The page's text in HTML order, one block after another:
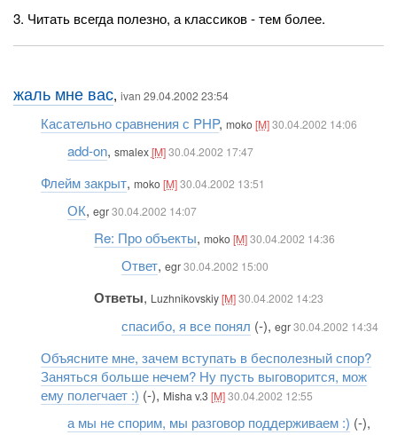
3. Читать всегда полезно, а классиков - тем более.
жаль мне вас,ivan 29.04.2002 23:54
Касательно сравнения с PHP, moko[M] 30.04.2002 14:06
add-on, smalex[M]30.04.2002 17:47
Флейм закрыт, moko[M] 30.04.2002 13:51
ОК, egr30.04.2002 14:07
Re: Про объекты,moko[M]30.04.2002 14:36
Ответ, egr30.04.2002 15:00
Ответы, Luzhnikovskiy[M]30.04.2002 14:23
спасибо, я все понял (-), egr30.04.2002 14:34
Объясните мне, зачем вступать в бесполезный спор?
Заняться больше нечем? Ну пусть выговорится, мож
ему полегчает :) (-), Misha v.3 [M] 30.04.2002 12:55
а мы не спорим, мы разговор поддерживаем :) (-),